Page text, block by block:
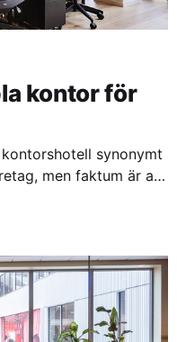
kontor för
synonymt
men faktum är att
har
3-5 åriga avtal och